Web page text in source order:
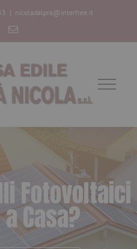
| nicoladalpra@interfree.it
Email
li Fotovoltaici
aCasa?